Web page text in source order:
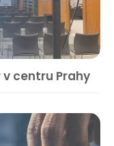
centru Prahy